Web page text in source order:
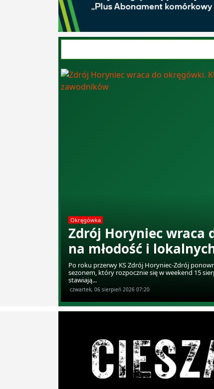
Okręgówka
Zdrój Horyniec wraca
na młodość i
Po roku przerwy KS Zdrój Horyniec-Zdrój
sezonem, który rozpocznie się w weekend 15
stawiają...
czwartek, 06 sierpień 2026 07:20